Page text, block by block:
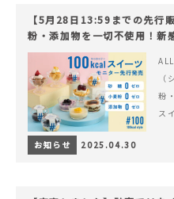
【5月28日13:59までの先行
粉・添加物を一切不使用！新
ツでヘルシーライフを。
粉
ス
お知らせ 2025.04.30